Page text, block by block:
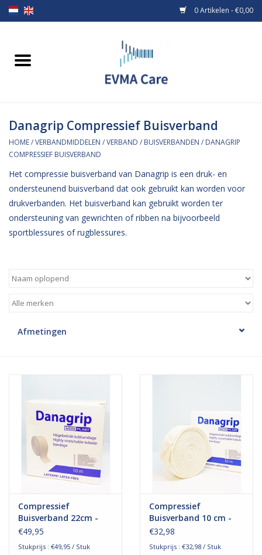
0 Artikelen - €0,00
Home
Borstvoeding
Voeding
MiniONE Button
Praktijkinrichting
Waterdichte pleisters:
wanneer kies je ervoor en
welke zijn het beste?
Danagrip Compressief Buisverband
HOME/VERBANDMIDDELEN /VERBAND / BUISVERBANDEN / DANAGRIP
COMPRESSIEF BUISVERBAND
Het compressie buisverband van Danagrip is een druk- en
ondersteunend buisverband dat ook gebruikt kan worden voor
drukverbanden. Het buisverband kan gebruikt worden ter
ondersteuning van gewrichten of ribben na bijvoorbeeld
sportblessures of rugblessures.
Afmetingen
Compressief
Buisverband 22cm -
Bovenlichaam
€49,95
Stukprijs : €49,95 / Stuk
Compressief
Buisverband 10 cm -
Dijbeen
€32,98
Stukprijs : €32,98 / Stuk